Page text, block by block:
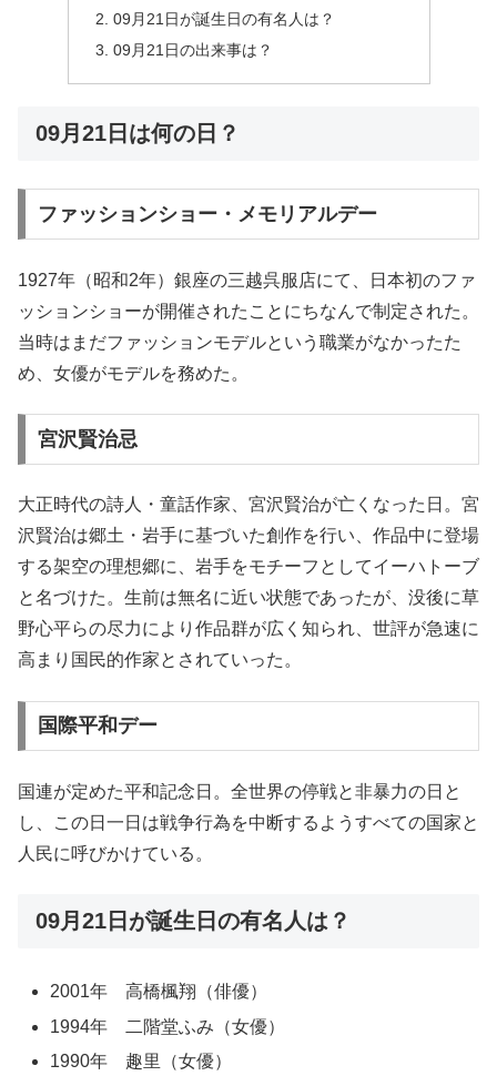
09月21日が誕生日の有名人は？
09月21日の出来事は？
09月21日は何の日？
ファッションショー・メモリアルデー
1927年（昭和2年）銀座の三越呉服店にて、日本初のファ
ッションショーが開催されたことにちなんで制定された。
当時はまだファッションモデルという職業がなかったた
め、女優がモデルを務めた。
宮沢賢治忌
大正時代の詩人・童話作家、宮沢賢治が亡くなった日。宮
沢賢治は郷土・岩手に基づいた創作を行い、作品中に登場
する架空の理想郷に、岩手をモチーフとしてイーハトーブ
と名づけた。生前は無名に近い状態であったが、没後に草
野心平らの尽力により作品群が広く知られ、世評が急速に
高まり国民的作家とされていった。
国際平和デー
国連が定めた平和記念日。全世界の停戦と非暴力の日と
し、この日一日は戦争行為を中断するようすべての国家と
人民に呼びかけている。
09月21日が誕生日の有名人は？
2001年 高橋楓翔（俳優）
1994年 二階堂ふみ（女優）
1990年 趣里（女優）